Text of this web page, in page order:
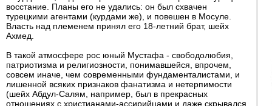
восстание. Планы его не удались: он был схвачен
турецкими агентами (курдами же), и повешен в Мосуле.
Власть над племенем принял его 18-летний брат, шейх
Ахмед.
В такой атмосфере рос юный Мустафа - свободолюбия,
патриотизма и религиозности, понимавшейся, впрочем,
совсем иначе, чем современными фундаменталистами, и
лишенной всяких признаков фанатизма и нетерпимости
(шейх Абдул-Салям, например, был в прекрасных
отношениях с христианами-ассирийцами и даже скрывался